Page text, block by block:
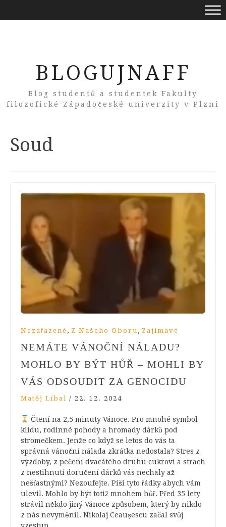
BLOGUJNAFF
Blog studentů a studentek Fakulty
filozofické Západočeské univerzity v Plzni
Tag:
Soud
Nezařazené , Z Našeho Oboru , Zajímavé
NEMÁTE VÁNOČNÍ NÁLADU?
MOHLO BY BÝT HŮŘ – MOHLI BY
VÁS ODSOUDIT ZA GENOCIDU
Matěj Líbal / 22. 12. 2024
Čtení na 2,5 minuty Vánoce. Pro mnohé symbol
klidu, rodinné pohody a hromady dárků pod
stromečkem. Jenže co když se letos do vás ta
správná vánoční nálada zkrátka nedostala? Stres z
výzdoby, z pečení dvacátého druhu cukroví a strach
z nestihnutí doručení dárků vás nechaly až
nešťastnými? Nezoufejte. Píši tyto řádky abych vám
ulevil. Mohlo by být totiž mnohem hůř. Před 35 lety
strávil někdo jiný Vánoce způsobem, který by nikdo
z nás nevyměnil. Nikolaj Ceaușescu začal svůj
vzestup…